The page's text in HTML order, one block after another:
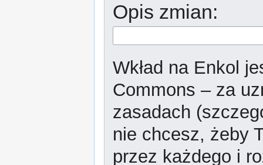
Opis zmian:
Wkład na Enkol
Commons – za
zasadach
nie chcesz, żeby
przez każdego i